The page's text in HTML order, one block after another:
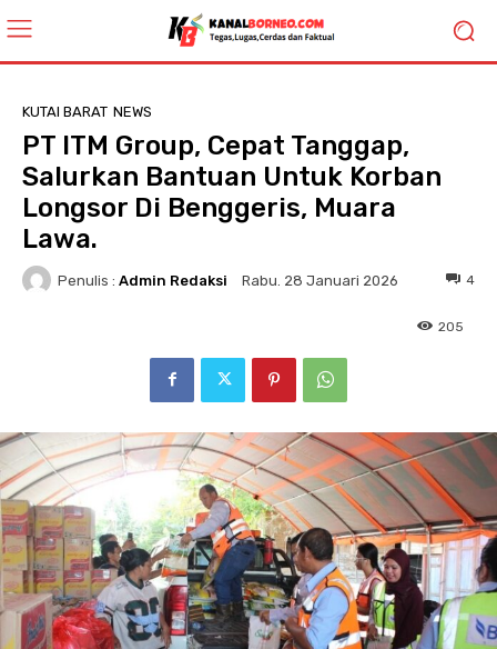
KUTAI BARAT NEWS
PT ITM Group, Cepat Tanggap,
Salurkan Bantuan Untuk Korban
Longsor Di Benggeris, Muara
Lawa.
Penulis : Admin Redaksi Rabu. 28 Januari 2026 4
205